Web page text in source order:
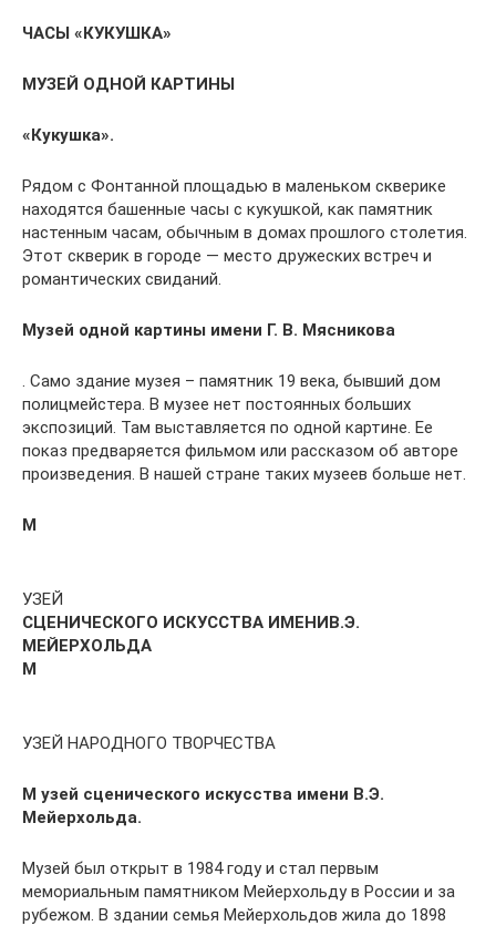
ЧАСЫ «КУКУШКА»
МУЗЕЙ ОДНОЙ КАРТИНЫ
«Кукушка».
Рядом с Фонтанной площадью в маленьком скверике
находятся башенные часы с кукушкой, как памятник
настенным часам, обычным в домах прошлого столетия.
Этот скверик в городе — место дружеских встреч и
романтических свиданий.
Музей одной картины имени Г. В. Мясникова
. Само здание музея – памятник 19 века, бывший дом
полицмейстера. В музее нет постоянных больших
экспозиций. Там выставляется по одной картине. Ее
показ предваряется фильмом или рассказом об авторе
произведения. В нашей стране таких музеев больше нет.
М
УЗЕЙ
СЦЕНИЧЕСКОГО ИСКУССТВА ИМЕНИВ.Э.
МЕЙЕРХОЛЬДА
М
УЗЕЙ НАРОДНОГО ТВОРЧЕСТВА
М узей сценического искусства имени В.Э.
Мейерхольда.
Музей был открыт в 1984 году и стал первым
мемориальным памятником Мейерхольду в России и за
рубежом. В здании семья Мейерхольдов жила до 1898